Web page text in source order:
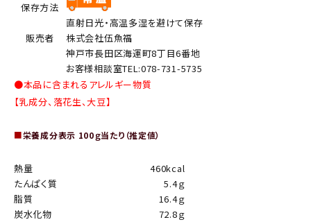
保存方法
直射日光・高温多湿を避けて保存
販売者
株式会社伍魚福
神戸市長田区海運町8丁目6番地
お客様相談室TEL:078-731-5735
●本品に含まれるアレルギー物質
【乳成分、落花生、大豆】
■栄養成分表示 100ｇ当たり（推定値）
熱量
460kcal
たんぱく質
5.4ｇ
脂質
16.4ｇ
炭水化物
72.8ｇ